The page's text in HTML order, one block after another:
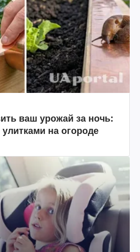
ваш урожай за ночь:
улитками на огороде